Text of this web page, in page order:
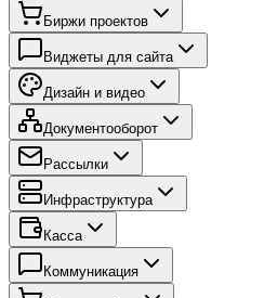
Биржи проектов
Виджеты для сайта
Дизайн и видео
Документооборот
Рассылки
Инфраструктура
Касса
Коммуникация